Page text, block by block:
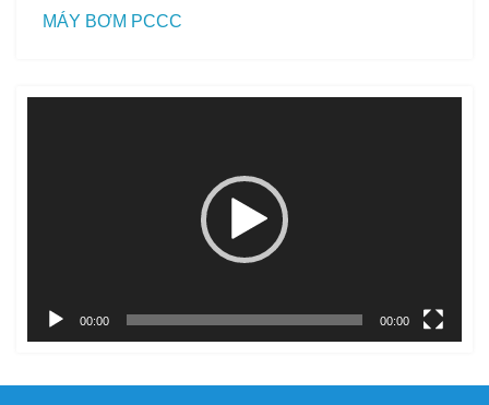
MÁY BƠM PCCC
00:00 00:00